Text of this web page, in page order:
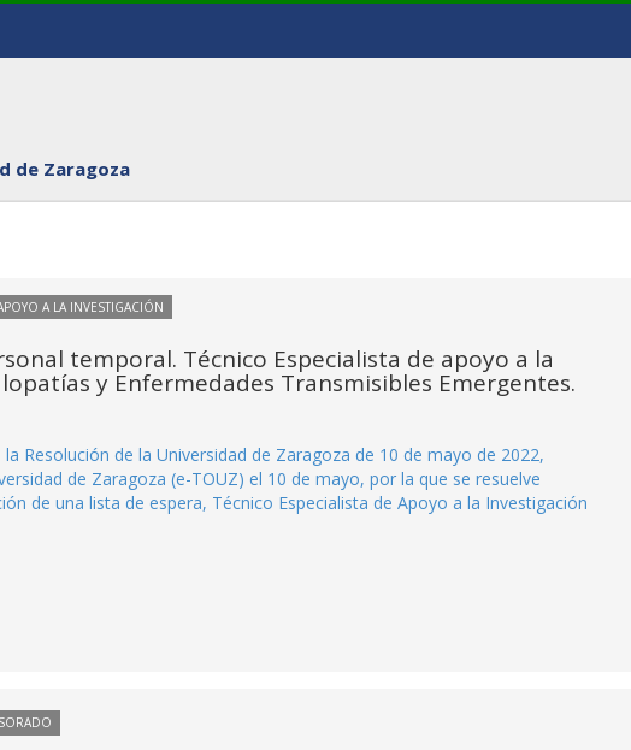
de Zaragoza
A LA INVESTIGACIÓN
temporal. Técnico Especialista de apoyo a la
y Enfermedades Transmisibles Emergentes.
Resolución de la Universidad de Zaragoza de 10 de mayo de 2022,
de Zaragoza (e-TOUZ) el 10 de mayo, por la que se resuelve
de una lista de espera, Técnico Especialista de Apoyo a la Investigación